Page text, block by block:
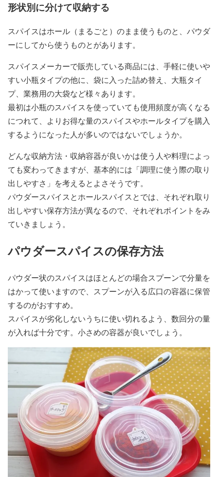
形状別に分けて収納する
スパイスはホール（まるごと）のまま使うものと、パウダ
ーにしてから使うものとがあります。
スパイスメーカーで販売している商品には、手軽に使いや
すい小瓶タイプの他に、袋に入った詰め替え、大瓶タイ
プ、業務用の大袋など様々あります。
最初は小瓶のスパイスを使っていても使用頻度が高くなる
につれて、よりお得な量のスパイスやホールタイプを購入
するようになった人が多いのではないでしょうか。
どんな収納方法・収納容器が良いかは使う人や料理によっ
ても変わってきますが、基本的には「調理に使う際の取り
出しやすさ」を考えるとよさそうです。
パウダースパイスとホールスパイスとでは、それぞれ取り
出しやすい保存方法が異なるので、それぞれポイントをみ
ていきましょう。
パウダースパイスの保存方法
パウダー状のスパイスはほとんどの場合スプーンで分量を
はかって使いますので、スプーンが入る広口の容器に保管
するのがおすすめ。
スパイスが劣化しないうちに使い切れるよう、数回分の量
が入れば十分です。小さめの容器が良いでしょう。